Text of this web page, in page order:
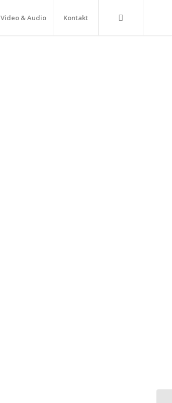
Video & Audio Kontakt